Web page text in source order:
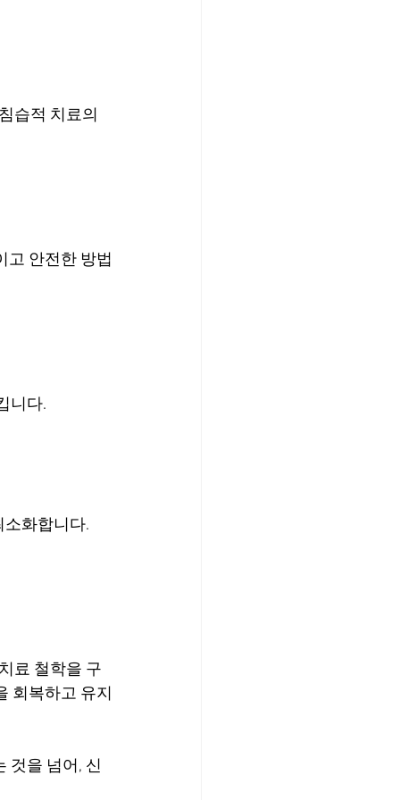
습적 치료의
고 안전한 방법
니다.
소화합니다.
료 철학을 구
회복하고 유지
것을 넘어, 신